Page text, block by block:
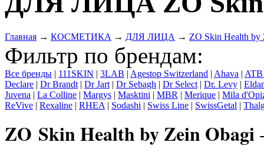
Главная → КОСМЕТИКА → ДЛЯ ЛИЦА → ZO Skin Health by
Фильтр по брендам:
Все бренды | 111SKIN | 3LAB | Agestop Switzerland | Ahava |
Declare | Dr Brandt | Dr Jart | Dr Sebagh | Dr Select | Dr. Levy |
Juvena | La Colline | Margys | Masktini | MBR | Merique | Mila
ReVive | Rexaline | RHEA | Sodashi | Swiss Line | SwissGetal |
ZO Skin Health by Zein Obagi